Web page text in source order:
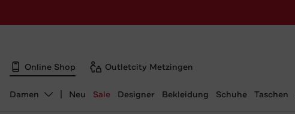
Online Shop Outletcity Metzingen
Abteilung ändern, ausgewählt:
Damen Neu Sale Designer Bekleidung Schuhe Taschen